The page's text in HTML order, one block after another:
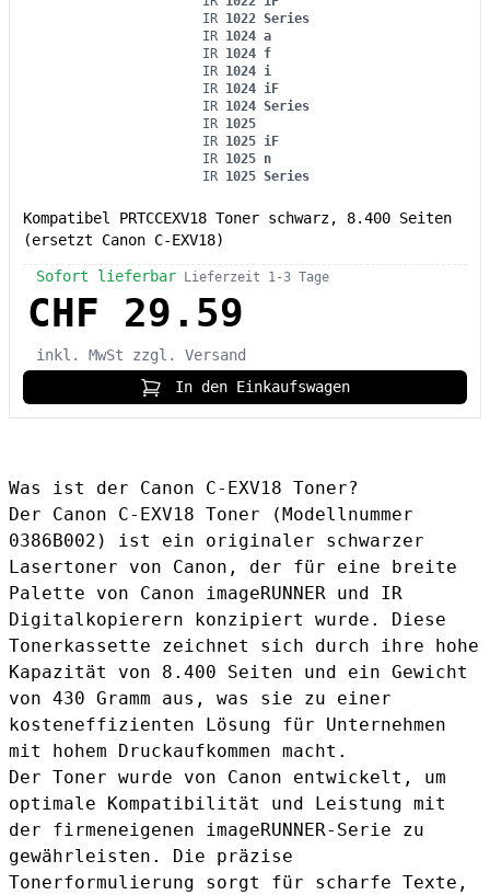
IR 1022 Series
IR 1024 a
IR 1024 f
IR 1024 i
IR 1024 iF
IR 1024 Series
IR 1025
IR 1025 iF
IR 1025 n
IR 1025 Series
Kompatibel PRTCCEXV18 Toner schwarz, 8.400 Seiten
(ersetzt Canon C-EXV18)
Sofort lieferbar Lieferzeit 1-3 Tage
CHF 29.59
inkl. MwSt
zzgl. Versand
In den Einkaufswagen
Was ist der Canon C-EXV18 Toner?
Der Canon C-EXV18 Toner (Modellnummer
0386B002) ist ein originaler schwarzer
Lasertoner von Canon, der für eine breite
Palette von Canon imageRUNNER und IR
Digitalkopierern konzipiert wurde. Diese
Tonerkassette zeichnet sich durch ihre hohe
Kapazität von 8.400 Seiten und ein Gewicht
von 430 Gramm aus, was sie zu einer
kosteneffizienten Lösung für Unternehmen
mit hohem Druckaufkommen macht.
Der Toner wurde von Canon entwickelt, um
optimale Kompatibilität und Leistung mit
der firmeneigenen imageRUNNER-Serie zu
gewährleisten. Die präzise
Tonerformulierung sorgt für scharfe Texte,